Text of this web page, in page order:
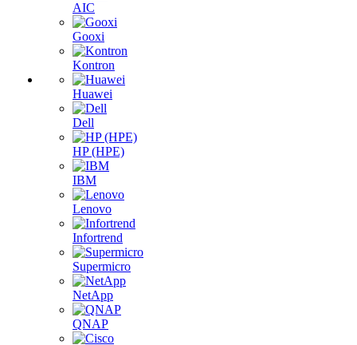
AIC
Gooxi
Kontron
Huawei
Dell
HP (HPE)
IBM
Lenovo
Infortrend
Supermicro
NetApp
QNAP